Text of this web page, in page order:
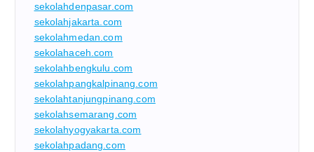
sekolahdenpasar.com
sekolahjakarta.com
sekolahmedan.com
sekolahaceh.com
sekolahbengkulu.com
sekolahpangkalpinang.com
sekolahtanjungpinang.com
sekolahsemarang.com
sekolahyogyakarta.com
sekolahpadang.com